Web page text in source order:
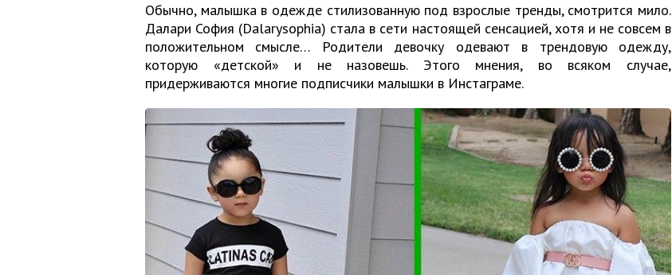
Обычно, малышка в одежде стилизованную под взрослые тренды, смотрится мило.
Далари София (Dalarysophia) стала в сети настоящей сенсацией, хотя и не совсем в
положительном смысле… Родители девочку одевают в трендовую одежду,
которую «детской» и не назовешь. Этого мнения, во всяком случае,
придерживаются многие подписчики малышки в Инстаграме.